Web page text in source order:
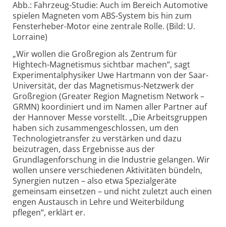
Abb.: Fahrzeug-Studie: Auch im Bereich Automotive
spielen Magneten vom ABS-System bis hin zum
Fensterheber-Motor eine zentrale Rolle. (Bild: U.
Lorraine)
„Wir wollen die Großregion als Zentrum für
Hightech-Magnetismus sichtbar machen“, sagt
Experimentalphysiker Uwe Hartmann von der Saar-
Universität, der das Magnetismus-Netzwerk der
Großregion (Greater Region Magnetism Network –
GRMN) koordiniert und im Namen aller Partner auf
der Hannover Messe vorstellt. „Die Arbeitsgruppen
haben sich zusammengeschlossen, um den
Technologietransfer zu verstärken und dazu
beizutragen, dass Ergebnisse aus der
Grundlagenforschung in die Industrie gelangen. Wir
wollen unsere verschiedenen Aktivitäten bündeln,
Synergien nutzen – also etwa Spezialgeräte
gemeinsam einsetzen – und nicht zuletzt auch einen
engen Austausch in Lehre und Weiterbildung
pflegen“, erklärt er.